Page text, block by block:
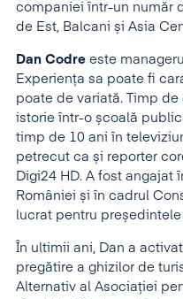
companiei într-un număr
de Est, Balcani și Asia
Dan Codre este
Experienţa sa poate fi
poate de variată. Timp
istorie într-o școală
timp de 10 ani în
petrecut ca și reporter
Digi24 HD. A fost angajat
României și în cadrul
lucrat pentru
În ultimii ani, Dan a
pregătire a ghizilor de
Alternativ al Asociației